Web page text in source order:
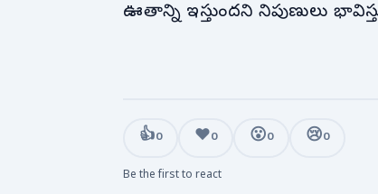
ఊతాన్ని ఇస్తుందని నిపుణులు
👍0 ❤️0 😮0 😢0
Be the first to react